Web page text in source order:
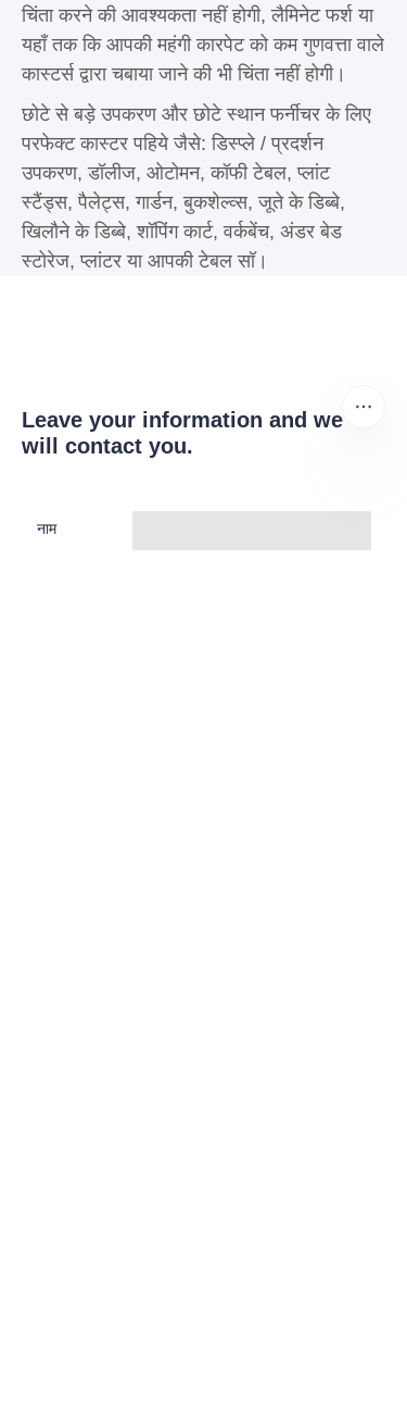
चिंता करने की आवश्यकता नहीं होगी, लैमिनेट फर्श या
यहाँ तक कि आपकी महंगी कारपेट को कम गुणवत्ता वाले
कास्टर्स द्वारा चबाया जाने की भी चिंता नहीं होगी।
छोटे से बड़े उपकरण और छोटे स्थान फर्नीचर के लिए
परफेक्ट कास्टर पहिये जैसे: डिस्प्ले / प्रदर्शन
उपकरण, डॉलीज, ओटोमन, कॉफी टेबल, प्लांट
स्टैंड्स, पैलेट्स, गार्डन, बुकशेल्व्स, जूते के डिब्बे,
खिलौने के डिब्बे, शॉपिंग कार्ट, वर्कबेंच, अंडर बेड
स्टोरेज, प्लांटर या आपकी टेबल सॉ।
Leave your information and we
will contact you.
नाम